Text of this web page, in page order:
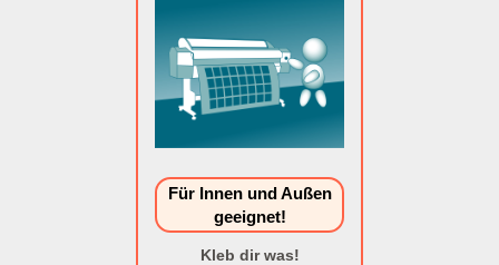
Für Innen und Außen
geeignet!
Kleb dir was!